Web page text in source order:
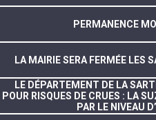
PERMANENCE
LA MAIRIE SERA FERMÉE LES
LE DÉPARTEMENT DE LA
POUR RISQUES DE CRUES : LA
PAR LE NIVEAU